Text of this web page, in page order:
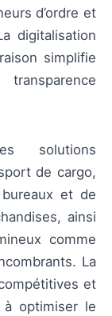
d’ordre et
digitalisation
simplifie
solutions
de cargo,
et de
ainsi
comme
La
et
optimiser le